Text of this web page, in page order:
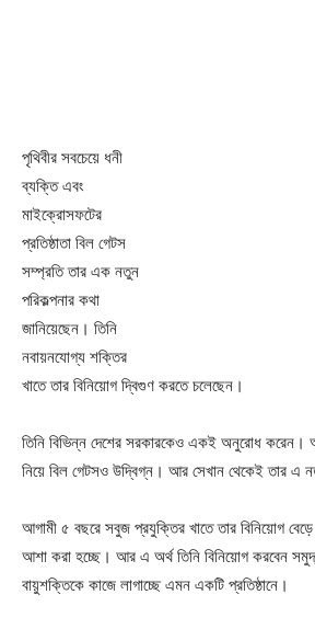
পৃথিবীর সবচেয়ে ধনী
ব্যক্তি এবং
মাইক্রোসফটের
প্রতিষ্ঠাতা বিল গেটস
সম্প্রতি তার এক নতুন
পরিকল্পনার কথা
জানিয়েছেন। তিনি
নবায়নযোগ্য শক্তির
খাতে তার বিনিয়োগ দ্বিগুণ করতে চলেছেন।
তিনি বিভিন্ন দেশের সরকারকেও একই অনুরোধ করেন।
নিয়ে বিল গেটসও উদ্বিগ্ন। আর সেখান থেকেই তার এ
আগামী ৫ বছরে সবুজ প্রযুক্তির খাতে তার বিনিয়োগ
আশা করা হচ্ছে। আর এ অর্থ তিনি বিনিয়োগ করবেন
বায়ুশক্তিকে কাজে লাগাচ্ছে এমন একটি প্রতিষ্ঠানে।